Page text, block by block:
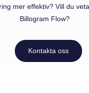
mer effektiv? Vill du
Billogram Flow?
Kontakta oss